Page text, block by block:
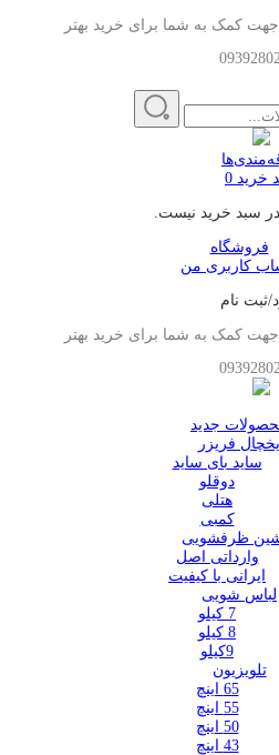
کمک به شما برای خرید بهتر
خرید 0
سبد خرید نیست.
فروشگاه
کاربری من
ثبت نام
کمک به شما برای خرید بهتر
جدید
یخچال فریزر
ساید بای ساید
دوقلو
هتلی
کمبی
ظرفشویی
وارداتی اصل
ایرانی با کیفیت
لباس شویی
7 کیلو
8 کیلو
9کیلو
تلویزیون
65 اینچ
55 اینچ
50 اینچ
43 اینچ